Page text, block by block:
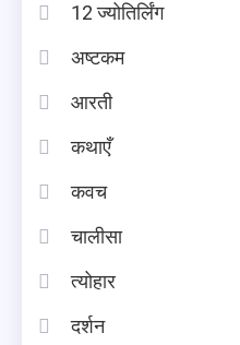
12 ज्योतिर्लिंग
अष्टकम
आरती
कथाएँ
कवच
चालीसा
त्योहार
दर्शन